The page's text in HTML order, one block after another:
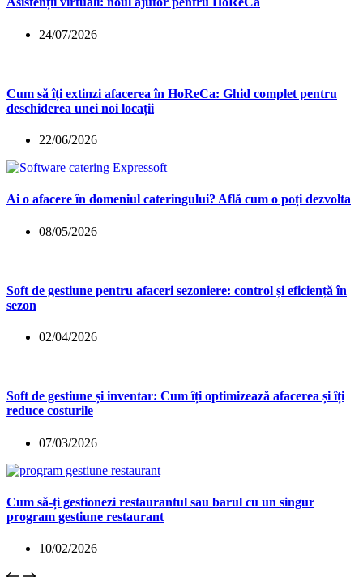
24/07/2026
Cum să îți extinzi afacerea în HoReCa: Ghid complet pentru
deschiderea unei noi locații
22/06/2026
Ai o afacere în domeniul cateringului? Află cum o poți dezvolta
08/05/2026
Soft de gestiune pentru afaceri sezoniere: control și eficiență în
sezon
02/04/2026
Soft de gestiune și inventar: Cum îți optimizează afacerea și îți
reduce costurile
07/03/2026
Cum să-ți gestionezi restaurantul sau barul cu un singur
program gestiune restaurant
10/02/2026